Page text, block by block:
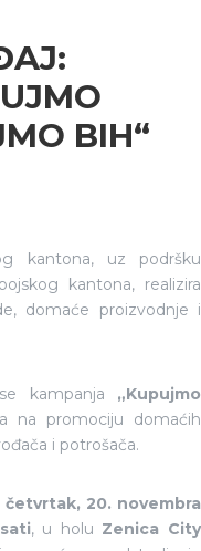
BIH“
kantona, uz podršku
kantona, realizira
domaće proizvodnje i
kampanja „Kupujmo
na promociju domaćih
i potrošača.
četvrtak, 20. novembra
, u holu Zenica City